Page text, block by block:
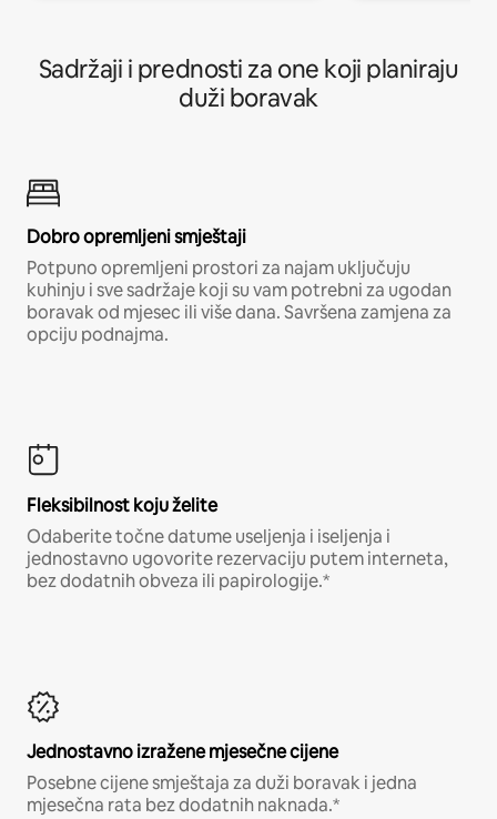
Sadržaji i prednosti za one koji planiraju
duži boravak
Dobro opremljeni smještaji
Potpuno opremljeni prostori za najam uključuju
kuhinju i sve sadržaje koji su vam potrebni za ugodan
boravak od mjesec ili više dana. Savršena zamjena za
opciju podnajma.
Fleksibilnost koju želite
Odaberite točne datume useljenja i iseljenja i
jednostavno ugovorite rezervaciju putem interneta,
bez dodatnih obveza ili papirologije.*
Jednostavno izražene mjesečne cijene
Posebne cijene smještaja za duži boravak i jedna
mjesečna rata bez dodatnih naknada.*